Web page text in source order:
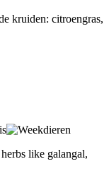
kruiden: citroengras,
like galangal,